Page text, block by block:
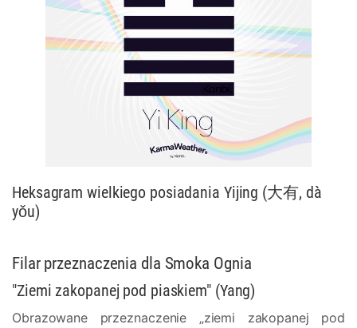
Heksagram wielkiego posiadania Yijing (大有, dà
yǒu)
Filar przeznaczenia dla Smoka Ognia
"Ziemi zakopanej pod piaskiem" (Yang)
Obrazowane przeznaczenie „ziemi zakopanej pod